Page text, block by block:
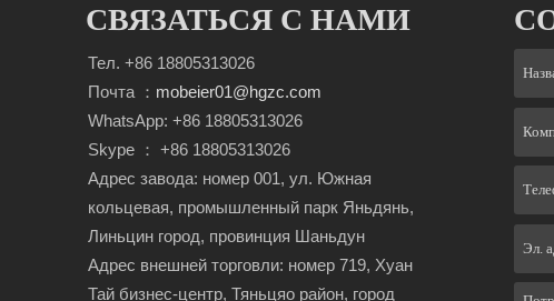
СВЯЗАТЬСЯ С НАМИ
Тел. +86 18805313026
Почта ： mobeier01@hgzc.com
WhatsApp: +86 18805313026
Skype ： +86 18805313026
Адрес завода: номер 001, ул. Южная
кольцевая, промышленный парк Яньдянь,
Линьцин город, провинция Шаньдун
Адрес внешней торговли: номер 719, Хуан
Тай бизнес-центр, Тяньцяо район, город